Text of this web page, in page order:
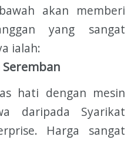
akan memberi
yang sangat
ialah:
hati dengan mesin
daripada Syarikat
Harga sangat